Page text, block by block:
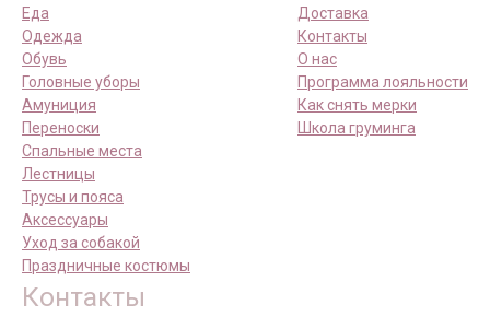
Еда
Одежда
Обувь
Головные уборы
Амуниция
Переноски
Спальные места
Лестницы
Трусы и пояса
Аксессуары
Уход за собакой
Праздничные костюмы
Доставка
Контакты
О нас
Программа лояльности
Как снять мерки
Школа груминга
Контакты